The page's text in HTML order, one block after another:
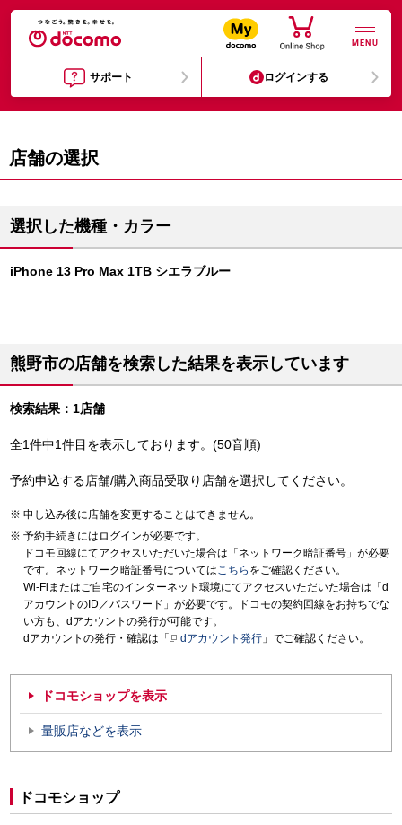
MENU
サポート ログインする
店舗の選択
選択した機種・カラー
iPhone 13 Pro Max 1TB シエラブルー
熊野市の店舗を検索した結果を表示しています
検索結果：1店舗
全1件中1件目を表示しております。(50音順)
予約申込する店舗/購入商品受取り店舗を選択してください。
申し込み後に店舗を変更することはできません。
予約手続きにはログインが必要です。
ドコモ回線にてアクセスいただいた場合は「ネットワーク暗証番号」が必要
です。ネットワーク暗証番号についてはこちら をご確認ください。
Wi-Fiまたはご自宅のインターネット環境にてアクセスいただいた場合は「d
アカウントのID／パスワード」が必要です。ドコモの契約回線をお持ちでな
い方も、dアカウントの発行が可能です。
dアカウントの発行・確認は「
dアカウント発行 」でご確認ください。
ドコモショップを表示
量販店などを表示
ドコモショップ